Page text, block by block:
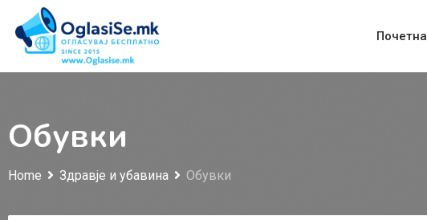
content
Почетна
Обувки
Home Здравје и убавина Обувки